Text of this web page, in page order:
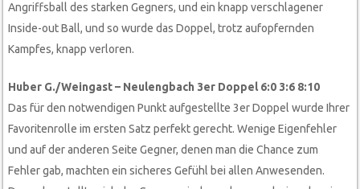
Angriffsball des starken Gegners, und ein knapp verschlagener
Inside-out Ball, und so wurde das Doppel, trotz aufopfernden
Kampfes, knapp verloren.
Huber G./Weingast – Neulengbach 3er Doppel 6:0 3:6 8:10
Das für den notwendigen Punkt aufgestellte 3er Doppel wurde Ihrer
Favoritenrolle im ersten Satz perfekt gerecht. Wenige Eigenfehler
und auf der anderen Seite Gegner, denen man die Chance zum
Fehler gab, machten ein sicheres Gefühl bei allen Anwesenden.